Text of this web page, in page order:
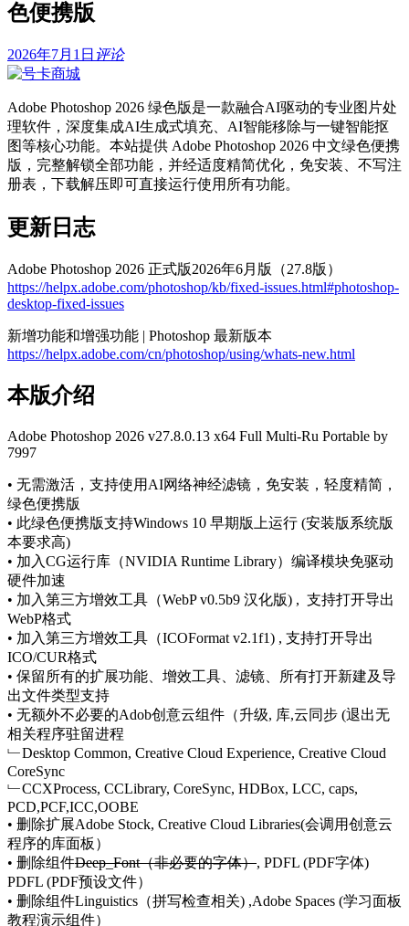
色便携版
2026年7月1日 评论
Adobe Photoshop 2026 绿色版是一款融合AI驱动的专业图片处
理软件，深度集成AI生成式填充、AI智能移除与一键智能抠
图等核心功能。本站提供 Adobe Photoshop 2026 中文绿色便携
版，完整解锁全部功能，并经适度精简优化，免安装、不写注
册表，下载解压即可直接运行使用所有功能。
更新日志
Adobe Photoshop 2026 正式版2026年6月版（27.8版）
https://helpx.adobe.com/photoshop/kb/fixed-issues.html#photoshop-
desktop-fixed-issues
新增功能和增强功能 | Photoshop 最新版本
https://helpx.adobe.com/cn/photoshop/using/whats-new.html
本版介绍
Adobe Photoshop 2026 v27.8.0.13 x64 Full Multi-Ru Portable by
7997
• 无需激活，支持使用AI网络神经滤镜，免安装，轻度精简，
绿色便携版
• 此绿色便携版支持Windows 10 早期版上运行 (安装版系统版
本要求高)
• 加入CG运行库（NVIDIA Runtime Library）编译模块免驱动
硬件加速
• 加入第三方增效工具（WebP v0.5b9 汉化版) , 支持打开导出
WebP格式
• 加入第三方增效工具（ICOFormat v2.1f1) , 支持打开导出
ICO/CUR格式
• 保留所有的扩展功能、增效工具、滤镜、所有打开新建及导
出文件类型支持
• 无额外不必要的Adob创意云组件（升级, 库,云同步 (退出无
相关程序驻留进程
﹂Desktop Common, Creative Cloud Experience, Creative Cloud
CoreSync
﹂CCXProcess, CCLibrary, CoreSync, HDBox, LCC, caps,
PCD,PCF,ICC,OOBE
• 删除扩展Adobe Stock, Creative Cloud Libraries(会调用创意云
程序的库面板）
• 删除组件Deep_Font（非必要的字体）, PDFL (PDF字体)
PDFL (PDF预设文件）
• 删除组件Linguistics（拼写检查相关) ,Adobe Spaces (学习面板
教程演示组件）